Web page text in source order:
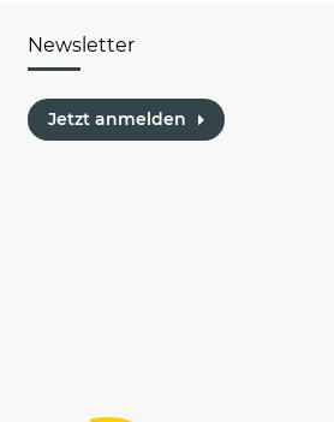
Newsletter
Jetzt anmelden